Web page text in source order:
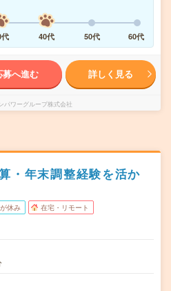
40代 50代 60代
募へ進む 詳しく見る
パワーグループ株式会社
・年末調整経験を活か
休み 在宅・リモート